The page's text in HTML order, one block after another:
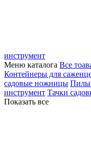
инструмент
Меню каталога Все
Контейнеры для
садовые ножницы Пилы
инструмент Тачки
Показать все